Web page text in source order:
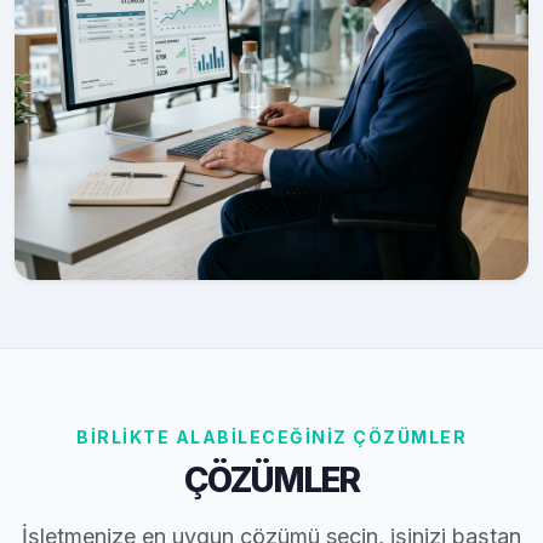
BİRLİKTE ALABİLECEĞİNİZ ÇÖZÜMLER
ÇÖZÜMLER
İşletmenize en uygun çözümü seçin, işinizi baştan